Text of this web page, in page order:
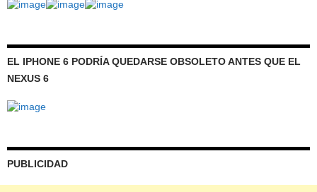
EL IPHONE 6 PODRÍA QUEDARSE OBSOLETO ANTES QUE EL
NEXUS 6
PUBLICIDAD